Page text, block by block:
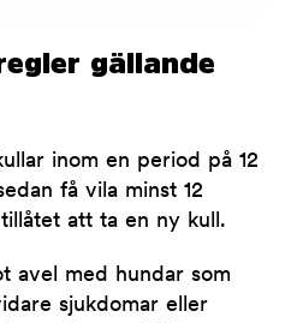
gällande
inom en period på 12
få vila minst 12
att ta en ny kull.
avel med hundar som
sjukdomar eller